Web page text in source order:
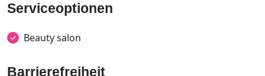
Serviceoptionen
Beauty salon
Barrierefreiheit